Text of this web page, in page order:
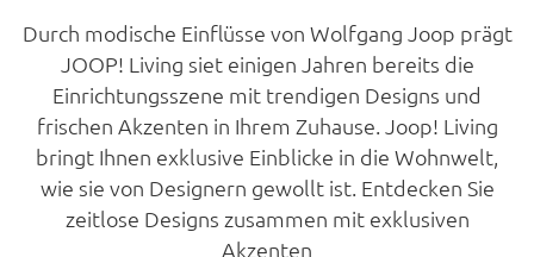
Durch modische Einflüsse von Wolfgang Joop prägt
JOOP! Living siet einigen Jahren bereits die
Einrichtungsszene mit trendigen Designs und
frischen Akzenten in Ihrem Zuhause. Joop! Living
bringt Ihnen exklusive Einblicke in die Wohnwelt,
wie sie von Designern gewollt ist. Entdecken Sie
zeitlose Designs zusammen mit exklusiven
Akzenten